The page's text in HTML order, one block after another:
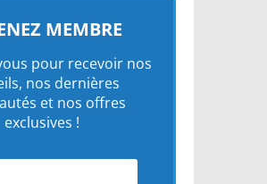
MEMBRE
pour recevoir nos
nos dernières
et nos offres
exclusives !